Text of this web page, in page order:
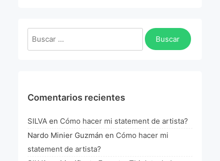
Manifiesto Ecoarte
Buscar:
Comentarios recientes
SILVA en Cómo hacer mi statement de artista?
Nardo Minier Guzmán en Cómo hacer mi
statement de artista?